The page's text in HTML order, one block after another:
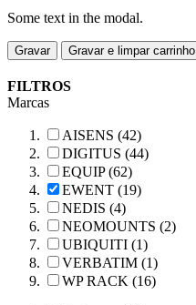
Some text in the modal.
Gravar Gravar e limpar carrinho
FILTROS
Marcas
AISENS (42)
DIGITUS (44)
EQUIP (62)
EWENT (19)
NEDIS (4)
NEOMOUNTS (2)
UBIQUITI (1)
VERBATIM (1)
WP RACK (16)